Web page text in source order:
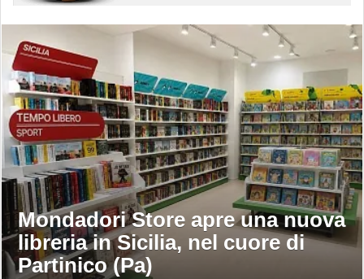
Mondadori Store apre una nuova
libreria in Sicilia, nel cuore di
Partinico (Pa)